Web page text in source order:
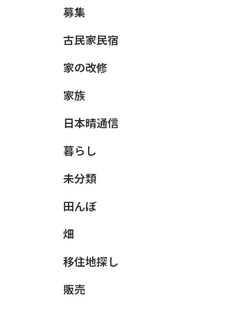
募集
古民家民宿
家の改修
家族
日本晴通信
暮らし
未分類
田んぼ
畑
移住地探し
販売